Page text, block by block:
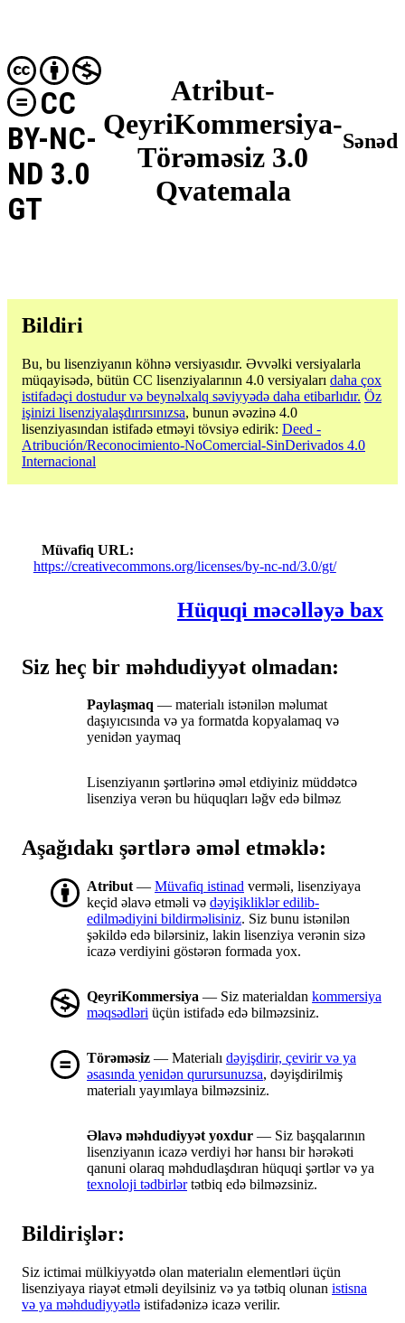
Atribut-
QeyriKommersiya-
Törəməsiz 3.0
Qvatemala
CC
BY-NC-
ND 3.0
GT
Sənəd
Bildiri
Bu, bu lisenziyanın köhnə versiyasıdır. Əvvəlki versiyalarla
müqayisədə, bütün CC lisenziyalarının 4.0 versiyaları daha çox
istifadəçi dostudur və beynəlxalq səviyyədə daha etibarlıdır. Öz
işinizi lisenziyalaşdırırsınızsa, bunun əvəzinə 4.0
lisenziyasından istifadə etməyi tövsiyə edirik: Deed -
Atribución/Reconocimiento-NoComercial-SinDerivados 4.0
Internacional
Müvafiq URL
https://creativecommons.org/licenses/by-nc-nd/3.0/gt/
Hüquqi məcəlləyə bax
Siz heç bir məhdudiyyət olmadan:
Paylaşmaq — materialı istənilən məlumat
daşıyıcısında və ya formatda kopyalamaq və
yenidən yaymaq
Lisenziyanın şərtlərinə əməl etdiyiniz müddətcə
lisenziya verən bu hüquqları ləğv edə bilməz
Aşağıdakı şərtlərə əməl etməklə:
Atribut — Müvafiq istinad verməli, lisenziyaya
keçid əlavə etməli və dəyişikliklər edilib-
edilmədiyini bildirməlisiniz. Siz bunu istənilən
şəkildə edə bilərsiniz, lakin lisenziya verənin sizə
icazə verdiyini göstərən formada yox.
QeyriKommersiya — Siz materialdan kommersiya
məqsədləri üçün istifadə edə bilməzsiniz.
Törəməsiz — Materialı dəyişdirir, çevirir və ya
əsasında yenidən qurursunuzsa, dəyişdirilmiş
materialı yayımlaya bilməzsiniz.
Əlavə məhdudiyyət yoxdur — Siz başqalarının
lisenziyanın icazə verdiyi hər hansı bir hərəkəti
qanuni olaraq məhdudlaşdıran hüquqi şərtlər və ya
texnoloji tədbirlərtətbiq edə bilməzsiniz.
Bildirişlər:
Siz ictimai mülkiyyətdə olan materialın elementləri üçün
lisenziyaya riayət etməli deyilsiniz və ya tətbiq olunan istisna
və ya məhdudiyyətlə istifadənizə icazə verilir.